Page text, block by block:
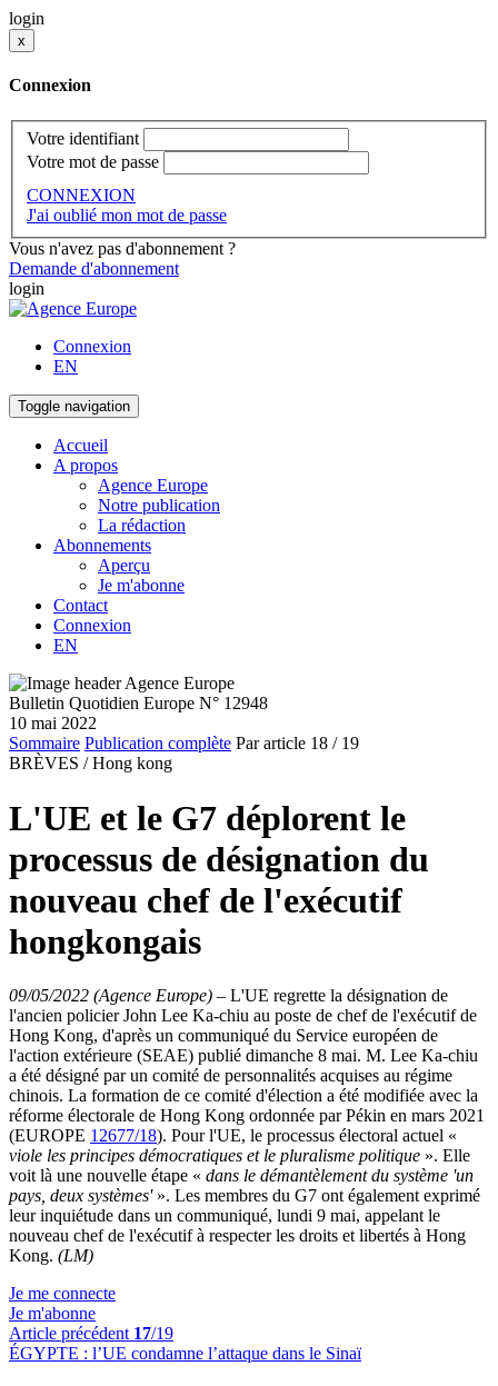
login
x
Connexion
Votre identifiant
Votre mot de passe
CONNEXION
J'ai oublié mon mot de passe
Vous n'avez pas d'abonnement ?
Demande d'abonnement
login
Connexion
EN
Toggle navigation
Accueil
A propos
Agence Europe
Notre publication
La rédaction
Abonnements
Aperçu
Je m'abonne
Contact
Connexion
EN
Bulletin Quotidien Europe N° 12948
10 mai 2022
Sommaire Publication complète Par article 18 / 19
BRÈVES / Hong kong
L'UE et le G7 déplorent le
processus de désignation du
nouveau chef de l'exécutif
hongkongais
09/05/2022 (Agence Europe) – L'UE regrette la désignation de
l'ancien policier John Lee Ka-chiu au poste de chef de l'exécutif de
Hong Kong, d'après un communiqué du Service européen de
l'action extérieure (SEAE) publié dimanche 8 mai. M. Lee Ka-chiu
a été désigné par un comité de personnalités acquises au régime
chinois. La formation de ce comité d'élection a été modifiée avec la
réforme électorale de Hong Kong ordonnée par Pékin en mars 2021
(EUROPE 12677/18). Pour l'UE, le processus électoral actuel «
viole les principes démocratiques et le pluralisme politique ». Elle
voit là une nouvelle étape « dans le démantèlement du système 'un
pays, deux systèmes'». Les membres du G7 ont également exprimé
leur inquiétude dans un communiqué, lundi 9 mai, appelant le
nouveau chef de l'exécutif à respecter les droits et libertés à Hong
Kong. (LM)
Je me connecte
Je m'abonne
Article précédent 17/19
ÉGYPTE : l’UE condamne l’attaque dans le Sinaï